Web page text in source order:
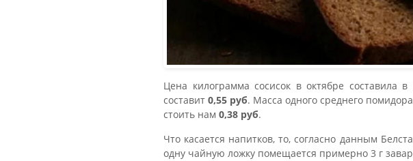
Цена килограмма сосисок в октябре составила в
составит 0,55 руб. Масса одного среднего
стоить нам 0,38 руб.
Что касается напитков, то, согласно данным
одну чайную ложку помещается примерно 3 г